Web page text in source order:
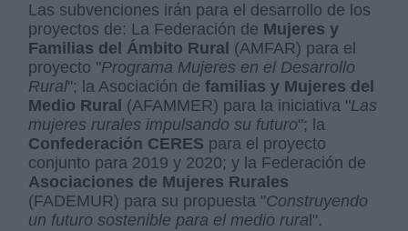
Las subvenciones irán para el desarrollo de los
proyectos de: La Federación de Mujeres y
Familias del Ámbito Rural (AMFAR) para el
proyecto "Programa Mujeres en el Desarrollo
Rural"; la Asociación defamilias y Mujeres del
Medio Rural (AFAMMER) para la iniciativa "Las
mujeres rurales impulsando su futuro"; la
Confederación CERES para el proyecto
conjunto para 2019 y 2020; y la Federación de
Asociaciones de Mujeres Rurales
(FADEMUR) para su propuesta "Construyendo
un futuro sostenible para el medio rura l".